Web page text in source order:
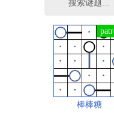
棒棒糖